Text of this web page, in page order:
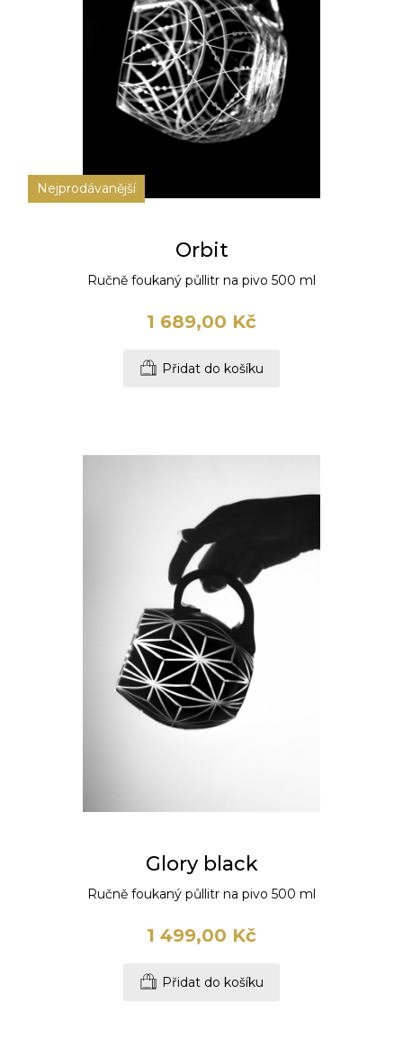
Nejprodávanější
Orbit
Ručně foukaný půllitr na pivo 500 ml
1 689,00 Kč
Přidat do košíku
Glory black
Ručně foukaný půllitr na pivo 500 ml
1 499,00 Kč
Přidat do košíku